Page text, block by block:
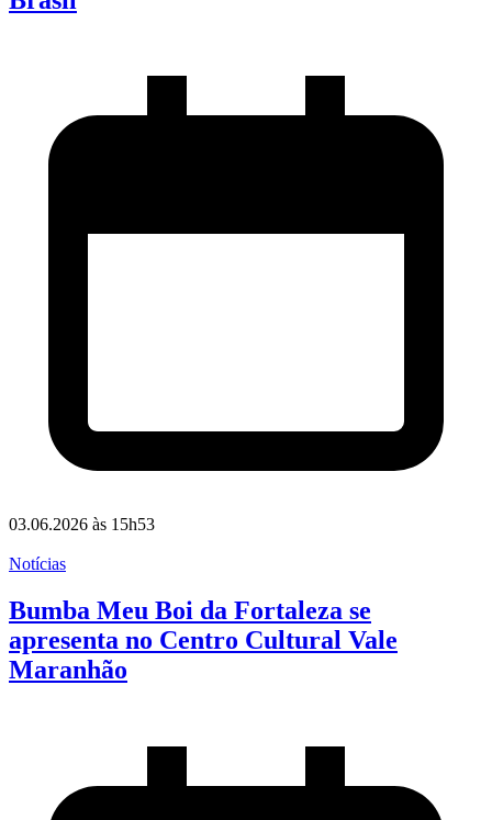
03.06.2026 às 15h53
Notícias
Bumba Meu Boi da Fortaleza se
apresenta no Centro Cultural Vale
Maranhão